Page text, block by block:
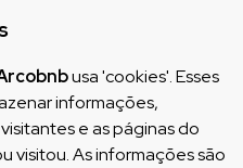
usa 'cookies'. Esses
informações,
e as páginas do
visitou. As informações são